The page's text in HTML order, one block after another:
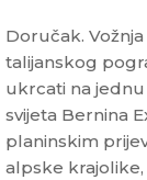
Doručak.
talijanskog
ukrcati na
svijeta Bernina
planinskim
alpske krajolike,